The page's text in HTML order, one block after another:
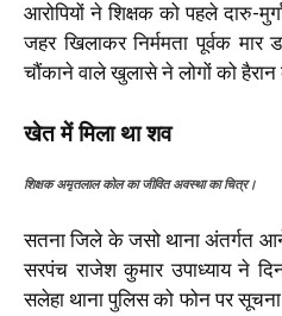
आरोपियों ने शिक्षक को पहले दारु-
जहर खिलाकर निर्ममता पूर्वक
चौंकाने वाले खुलासे ने लोगों को हैरान
खेत में मिला था शव
शिक्षक अमृतलाल कोल का जीवित अवस्था का चित्र।
सतना जिले के जसो थाना अंतर्गत आने
सरपंच राजेश कुमार उपाध्याय ने
सलेहा थाना पुलिस को फोन पर